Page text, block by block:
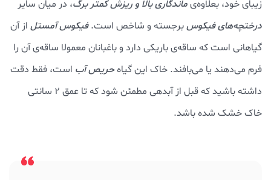
زیبا‌ی خود، بعلاوه‌یماندگاری بالا و ریزش کمتر برگ، در میان سایر
درختچه‌های فیکوسبرجسته و شاخص است.فیکوس آمستل از آن
گیاهانی است که ساقه‌ی باریکی دارد و باغبانان معمولا ساقه‌ی آن را
فرم می‌دهند یا می‌بافند. خاک این گیاهحریص آب است، فقط دقت
داشته باشید که قبل از آبدهی مطمئن شود که تا عمق ۲ سانتی
خاک خشک شده باشد.